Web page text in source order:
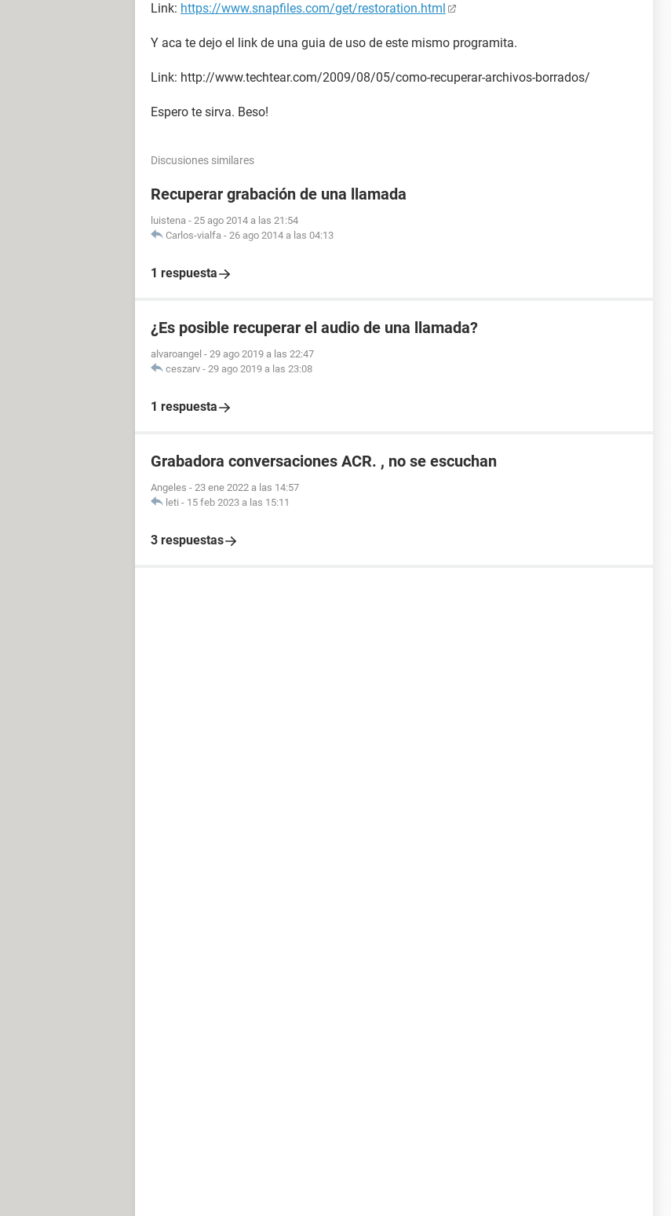
Link: https://www.snapfiles.com/get/restoration.html
Y aca te dejo el link de una guia de uso de este mismo programita.
Link: http://www.techtear.com/2009/08/05/como-recuperar-archivos-borrados/
Espero te sirva. Beso!
Discusiones similares
Recuperar grabación de una llamada
luistena - 25 ago 2014 a las 21:54
Carlos-vialfa - 26 ago 2014 a las 04:13
1 respuesta
¿Es posible recuperar el audio de una llamada?
alvaroangel - 29 ago 2019 a las 22:47
ceszarv - 29 ago 2019 a las 23:08
1 respuesta
Grabadora conversaciones ACR. , no se escuchan
Angeles - 23 ene 2022 a las 14:57
leti - 15 feb 2023 a las 15:11
3 respuestas